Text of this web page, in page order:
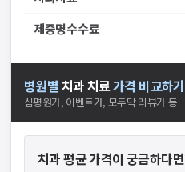
제증명수수료
병원별 치과치료가격 비교하기
심평원가, 이벤트가, 모두닥 리뷰가 등
치과평균 가격이 궁금하다